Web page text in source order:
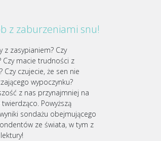
z zaburzeniami snu!
z zasypianiem? Czy
Czy macie trudności z
czujecie, że sen nie
wypoczynku?
z nas przynajmniej na
Powyższą
sondażu obejmującego
ze świata, w tym z